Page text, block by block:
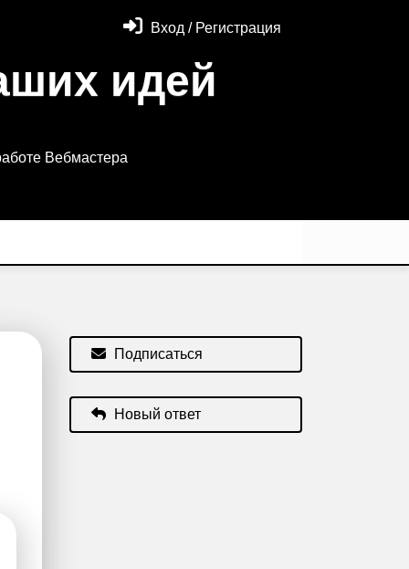
Вход / Регистрация
идей
Вебмастера
Подписаться
Новый ответ